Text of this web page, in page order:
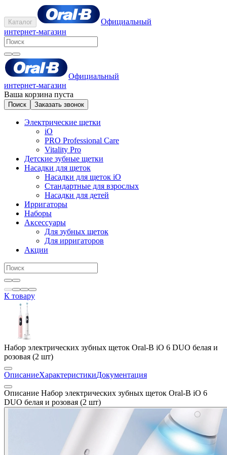
Каталог
Официальный
интернет-магазин
Официальный
интернет-магазин
Ваша корзина пуста
Поиск Заказать звонок
Электрические щетки
iO
PRO Professional Care
Vitality Pro
Детские зубные щетки
Насадки для щеток
Насадки для щеток iO
Стандартные для взрослых
Насадки для детей
Ирригаторы
Наборы
Аксессуары
Для зубных щеток
Для ирригаторов
Акции
К товару
Набор электрических зубных щеток Oral-B iO 6 DUO белая и
розовая (2 шт)
ОписаниеХарактеристикиДокументация
Описание Набор электрических зубных щеток Oral-B iO 6
DUO белая и розовая (2 шт)